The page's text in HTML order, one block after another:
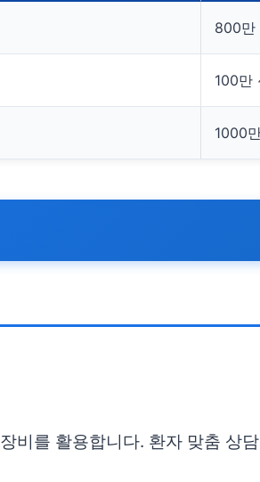
800만
100만
1000
비를 활용합니다. 환자 맞춤 상